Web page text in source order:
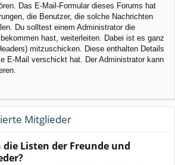
Das E-Mail-Formular dieses Forums hat
die Benutzer, die solche Nachrichten
Du solltest einem Administrator die
hast, weiterleiten. Dabei ist es ganz
mitzuschicken. Diese enthalten Details
E-Mail verschickt hat. Der Administrator kann
Mitglieder
Listen der Freunde und